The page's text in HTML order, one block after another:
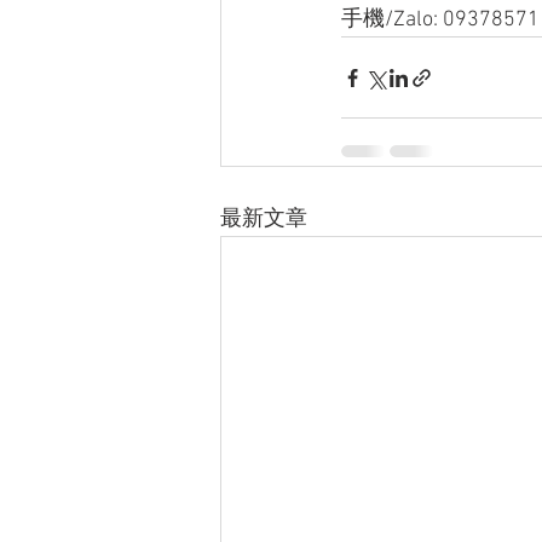
手機/Zalo:
最新文章